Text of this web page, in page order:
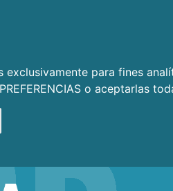
para fines
o aceptarlas